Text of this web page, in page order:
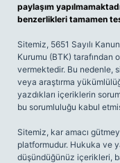
paylaşım
benzerlikleri tamamen
Sitemiz, 5651 Sayılı
Kurumu (BTK) tarafından
vermektedir. Bu nedenle,
veya araştırma
yazdıkları içeriklerin
bu sorumluluğu kabul
Sitemiz, kar amacı
platformudur. Hukuka ve
düşündüğünüz içerikleri,